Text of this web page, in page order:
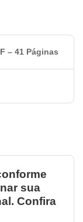
– 41 Páginas
sua
Confira